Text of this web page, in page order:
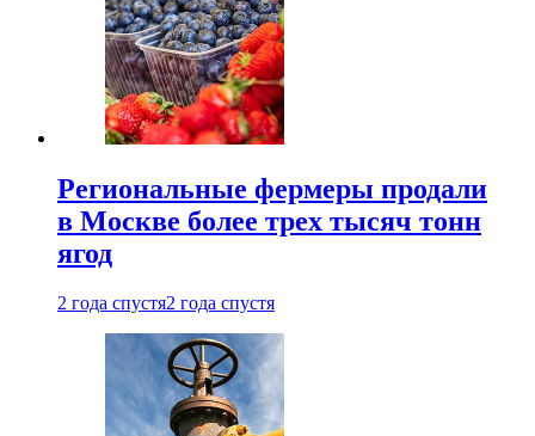
Региональные фермеры продали
в Москве более трех тысяч тонн
ягод
2 года спустя2 года спустя